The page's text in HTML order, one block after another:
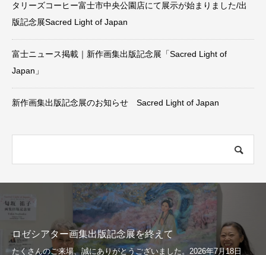
タリーズコーヒー富士市中央公園店にて展示が始まりました/出
版記念展Sacred Light of Japan
富士ニュース掲載｜新作画集出版記念展「Sacred Light of
Japan」
新作画集出版記念展のお知らせ Sacred Light of Japan
ロゼシアター画集出版記念展を終えて